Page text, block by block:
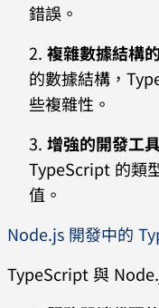
錯誤。
複雜數據結構
的數據結構，
些複雜性。
增強的開發工
TypeScript 的類
值。
Node.js 開發中的
TypeScript 與